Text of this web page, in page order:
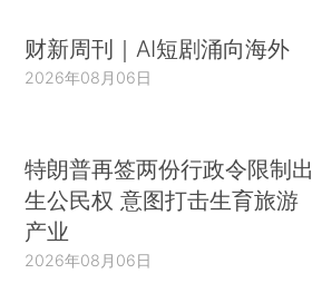
财新周刊｜AI短剧涌向海外
2026年08月06日
特朗普再签两份行政令限制出
生公民权 意图打击生育旅游
产业
2026年08月06日